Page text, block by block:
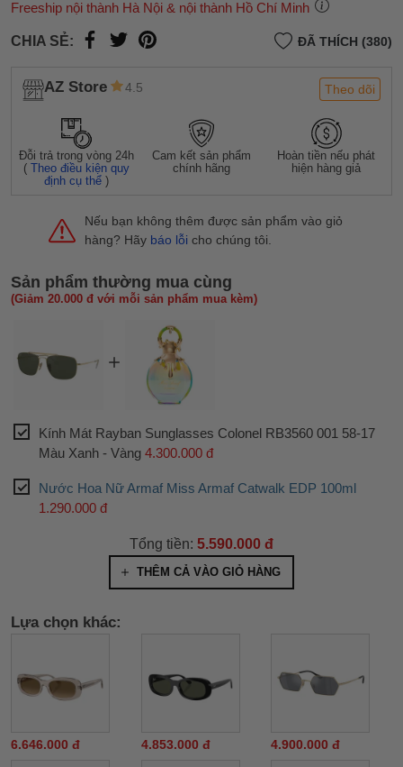
Freeship nội thành Hà Nội & nội thành Hồ Chí Minh
CHIA SẺ: ĐÃ THÍCH (380)
AZ Store 4.5 Theo dõi
Đỗi trả trong vòng 24h
(Theo điều kiện quy
định cụ thể )
Cam kết sản phẩm
chính hãng
Hoàn tiền nếu phát
hiện hàng giả
Nếu bạn không thêm được sản phẩm vào giỏ
hàng? Hãy báo lỗi cho chúng tôi.
Sản phẩm thường mua cùng
(Giảm 20.000 đ với mỗi sản phẩm mua kèm)
Kính Mát Rayban Sunglasses Colonel RB3560 001 58-17
Màu Xanh - Vàng 4.300.000 đ
Nước Hoa Nữ Armaf Miss Armaf Catwalk EDP 100ml
1.290.000 đ
Tổng tiền: 5.590.000 đ
THÊM CẢ VÀO GIỎ HÀNG
Lựa chọn khác:
6.646.000 đ 4.853.000 đ 4.900.000 đ